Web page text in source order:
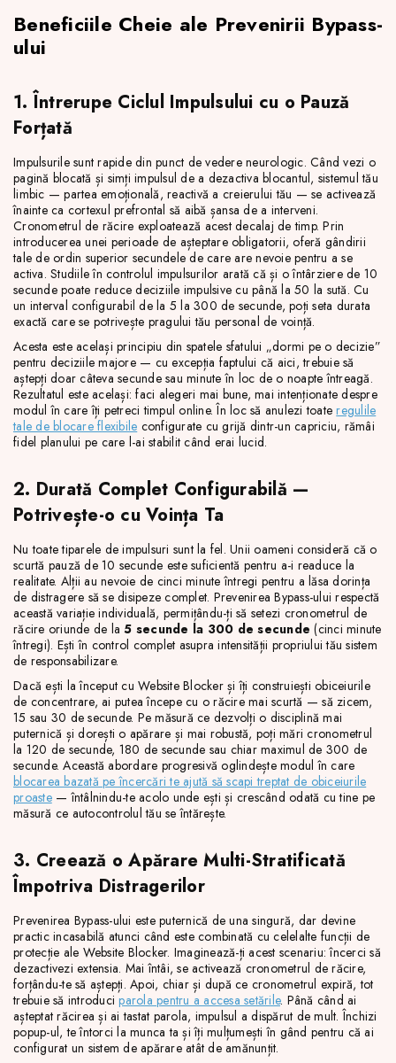
Beneficiile Cheie ale Prevenirii Bypass-
ului
1. Întrerupe Ciclul Impulsului cu o Pauză
Forțată
Impulsurile sunt rapide din punct de vedere neurologic. Când vezi o
pagină blocată și simți impulsul de a dezactiva blocantul, sistemul tău
limbic — partea emoțională, reactivă a creierului tău — se activează
înainte ca cortexul prefrontal să aibă șansa de a interveni.
Cronometrul de răcire exploatează acest decalaj de timp. Prin
introducerea unei perioade de așteptare obligatorii, oferă gândirii
tale de ordin superior secundele de care are nevoie pentru a se
activa. Studiile în controlul impulsurilor arată că și o întârziere de 10
secunde poate reduce deciziile impulsive cu până la 50 la sută. Cu
un interval configurabil de la 5 la 300 de secunde, poți seta durata
exactă care se potrivește pragului tău personal de voință.
Acesta este același principiu din spatele sfatului „dormi pe o decizie”
pentru deciziile majore — cu excepția faptului că aici, trebuie să
aștepți doar câteva secunde sau minute în loc de o noapte întreagă.
Rezultatul este același: faci alegeri mai bune, mai intenționate despre
modul în care îți petreci timpul online. În loc să anulezi toateregulile
tale de blocare flexibile configurate cu grijă dintr-un capriciu, rămâi
fidel planului pe care l-ai stabilit când erai lucid.
2. Durată Complet Configurabilă —
Potrivește-o cu Voința Ta
Nu toate tiparele de impulsuri sunt la fel. Unii oameni consideră că o
scurtă pauză de 10 secunde este suficientă pentru a-i readuce la
realitate. Alții au nevoie de cinci minute întregi pentru a lăsa dorința
de distragere să se disipeze complet. Prevenirea Bypass-ului respectă
această variație individuală, permițându-ți să setezi cronometrul de
răcire oriunde de la5 secunde la 300 de secunde (cinci minute
întregi). Ești în control complet asupra intensității propriului tău sistem
de responsabilizare.
Dacă ești la început cu Website Blocker și îți construiești obiceiurile
de concentrare, ai putea începe cu o răcire mai scurtă — să zicem,
15 sau 30 de secunde. Pe măsură ce dezvolți o disciplină mai
puternică și dorești o apărare și mai robustă, poți mări cronometrul
la 120 de secunde, 180 de secunde sau chiar maximul de 300 de
secunde. Această abordare progresivă oglindește modul în care
blocarea bazată pe încercări te ajută să scapi treptat de obiceiurile
proaste— întâlnindu-te acolo unde ești și crescând odată cu tine pe
măsură ce autocontrolul tău se întărește.
3. Creează o Apărare Multi-Stratificată
Împotriva Distragerilor
Prevenirea Bypass-ului este puternică de una singură, dar devine
practic incasabilă atunci când este combinată cu celelalte funcții de
protecție ale Website Blocker. Imaginează-ți acest scenariu: încerci să
dezactivezi extensia. Mai întâi, se activează cronometrul de răcire,
forțându-te să aștepți. Apoi, chiar și după ce cronometrul expiră, tot
trebuie să introduciparola pentru a accesa setările. Până când ai
așteptat răcirea și ai tastat parola, impulsul a dispărut de mult. Închizi
popup-ul, te întorci la munca ta și îți mulțumești în gând pentru că ai
configurat un sistem de apărare atât de amănunțit.